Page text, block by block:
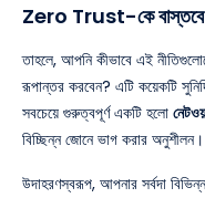
Zero Trust-কে বাস্তবে
তাহলে, আপনি কীভাবে এই
রূপান্তর করবেন? এটি কয়েকটি
সবচেয়ে গুরুত্বপূর্ণ একটি হলো
বিচ্ছিন্ন জোনে ভাগ করার অনুশীলন।
উদাহরণস্বরূপ, আপনার সর্বদা